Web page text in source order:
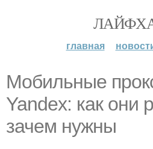
главная
Мобильные
Yandex: как они
зачем нужны